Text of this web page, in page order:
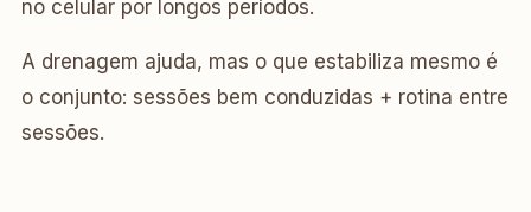
no celular por longos períodos.
A drenagem ajuda, mas o que estabiliza mesmo é
o conjunto: sessões bem conduzidas + rotina entre
sessões.